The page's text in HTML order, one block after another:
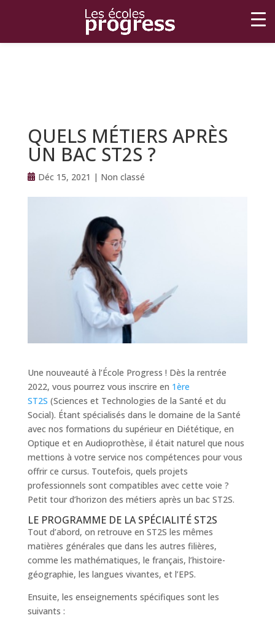
QUELS MÉTIERS APRÈS
UN BAC ST2S ?
Déc 15, 2021 | Non classé
Une nouveauté à l’École Progress ! Dès la rentrée
2022, vous pourrez vous inscrire en 1ère
ST2S (Sciences et Technologies de la Santé et du
Social). Étant spécialisés dans le domaine de la Santé
avec nos formations du supérieur en Diététique, en
Optique et en Audioprothèse, il était naturel que nous
mettions à votre service nos compétences pour vous
offrir ce cursus. Toutefois, quels projets
professionnels sont compatibles avec cette voie ?
Petit tour d’horizon des métiers après un bac ST2S.
LE PROGRAMME DE LA SPÉCIALITÉ ST2S
Tout d’abord, on retrouve en ST2S les mêmes
matières générales que dans les autres filières,
comme les mathématiques, le français, l’histoire-
géographie, les langues vivantes, et l’EPS.
Ensuite, les enseignements spécifiques sont les
suivants :